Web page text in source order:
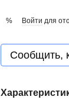
% Войти для
Сообщить,